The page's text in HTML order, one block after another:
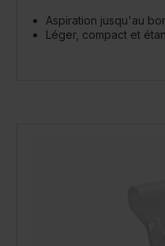
Aspiration jusqu'au
Léger, compact et